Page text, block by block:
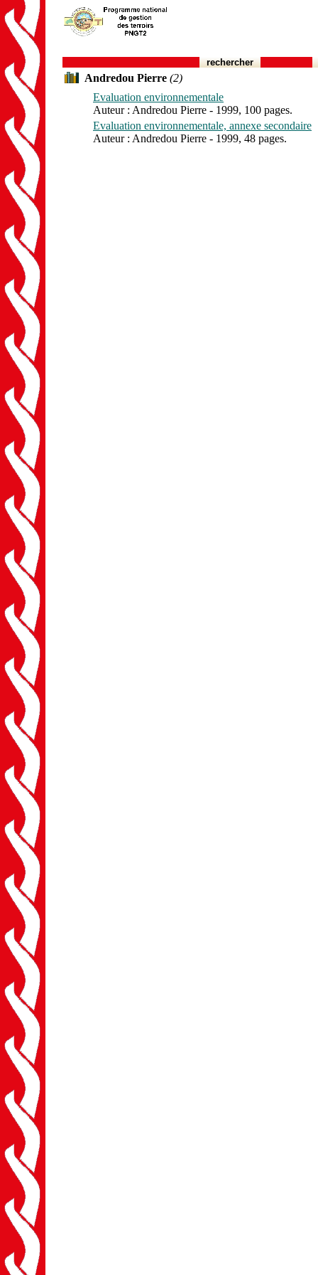
rechercher
Andredou Pierre (2)
Evaluation environnementale
Auteur : Andredou Pierre - 1999, 100 pages.
Evaluation environnementale, annexe secondaire
Auteur : Andredou Pierre - 1999, 48 pages.